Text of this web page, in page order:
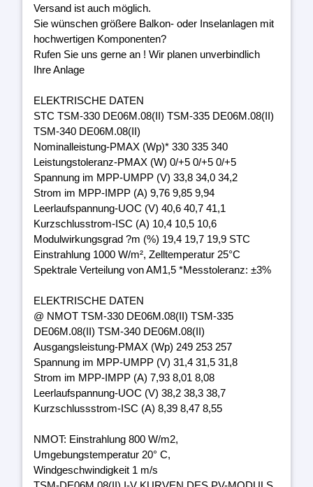
Versand ist auch möglich.
Sie wünschen größere Balkon- oder Inselanlagen mit
hochwertigen Komponenten?
Rufen Sie uns gerne an ! Wir planen unverbindlich
Ihre Anlage
ELEKTRISCHE DATEN
STC TSM-330 DE06M.08(II) TSM-335 DE06M.08(II)
TSM-340 DE06M.08(II)
Nominalleistung-PMAX (Wp)* 330 335 340
Leistungstoleranz-PMAX (W) 0/+5 0/+5 0/+5
Spannung im MPP-UMPP (V) 33,8 34,0 34,2
Strom im MPP-IMPP (A) 9,76 9,85 9,94
Leerlaufspannung-UOC (V) 40,6 40,7 41,1
Kurzschlusstrom-ISC (A) 10,4 10,5 10,6
Modulwirkungsgrad ?m (%) 19,4 19,7 19,9 STC
Einstrahlung 1000 W/m², Zelltemperatur 25°C
Spektrale Verteilung von AM1,5 *Messtoleranz: ±3%
ELEKTRISCHE DATEN
@ NMOT TSM-330 DE06M.08(II) TSM-335
DE06M.08(II) TSM-340 DE06M.08(II)
Ausgangsleistung-PMAX (Wp) 249 253 257
Spannung im MPP-UMPP (V) 31,4 31,5 31,8
Strom im MPP-IMPP (A) 7,93 8,01 8,08
Leerlaufspannung-UOC (V) 38,2 38,3 38,7
Kurzschlussstrom-ISC (A) 8,39 8,47 8,55
NMOT: Einstrahlung 800 W/m2,
Umgebungstemperatur 20° C,
Windgeschwindigkeit 1 m/s